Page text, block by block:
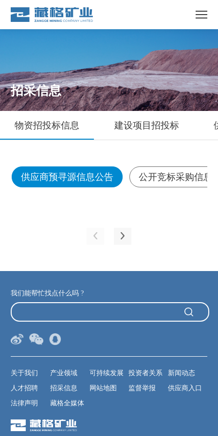
招采信息
物资招投标信息 建设项目招投标
供应商预寻源信息公告 公开竞标采购信息
我们能帮忙找点什么吗 ?
关于我们 产业领域 可持续发展 投资者关系
新闻动态
人才招聘
招采信息 网站地图 监督举报
供应商入口
法律声明
藏格全媒体